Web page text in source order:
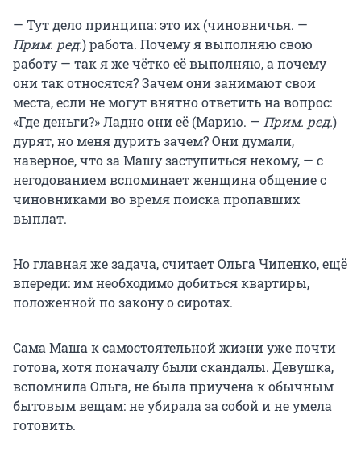
— Тут дело принципа: это их (чиновничья. —
Прим. ред.) работа. Почему я выполняю свою
работу — так я же чётко её выполняю, а почему
они так относятся? Зачем они занимают свои
места, если не могут внятно ответить на вопрос:
«Где деньги?» Ладно они её (Марию. — Прим. ред.)
дурят, но меня дурить зачем? Они думали,
наверное, что за Машу заступиться некому, — с
негодованием вспоминает женщина общение с
чиновниками во время поиска пропавших
выплат.
Но главная же задача, считает Ольга Чипенко, ещё
впереди: им необходимо добиться квартиры,
положенной по закону о сиротах.
Сама Маша к самостоятельной жизни уже почти
готова, хотя поначалу были скандалы. Девушка,
вспомнила Ольга, не была приучена к обычным
бытовым вещам: не убирала за собой и не умела
готовить.